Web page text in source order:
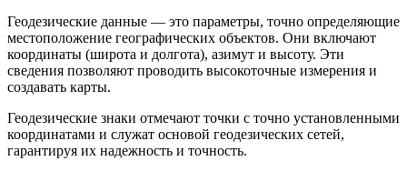
Геодезические данные — это параметры, точно определяющие
местоположение географических объектов. Они включают
координаты (широта и долгота), азимут и высоту. Эти
сведения позволяют проводить высокоточные измерения и
создавать карты.
Геодезические знаки отмечают точки с точно установленными
координатами и служат основой геодезических сетей,
гарантируя их надежность и точность.